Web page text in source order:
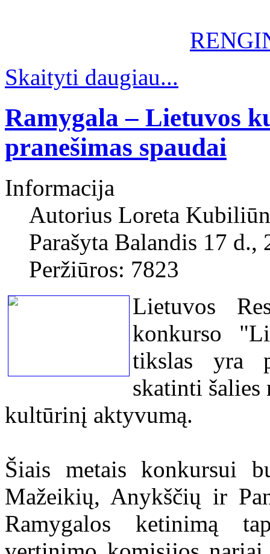
Skaityti daugiau...
Ramygala – Lietuvos
pranešimas spaudai
Informacija
Autorius Loreta
Parašyta Balandis 17 d.,
Peržiūros: 7823
Lietuvos
konkurso
tikslas yra
skatinti šalies
kultūrinį aktyvumą.
Šiais metais konkursui
Mažeikių, Anykščių ir
Ramygalos ketinimą